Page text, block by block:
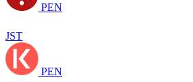
PEN
JST
PEN